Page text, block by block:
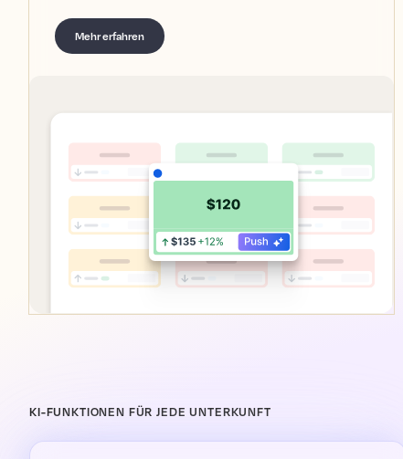
Mehr erfahren
KI-FUNKTIONEN FÜR JEDE UNTERKUNFT